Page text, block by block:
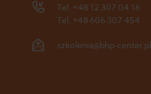
Tel. +48 12 307 04 16
Tel. +48 606 307 454
szkolenia@bhp-center.pl